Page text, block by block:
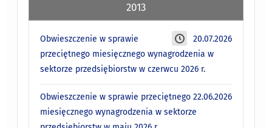
2013
20.07.2026
Obwieszczenie w sprawie
przeciętnego miesięcznego wynagrodzenia w
sektorze przedsiębiorstw w czerwcu 2026 r.
22.06.2026
Obwieszczenie w sprawie przeciętnego
miesięcznego wynagrodzenia w sektorze